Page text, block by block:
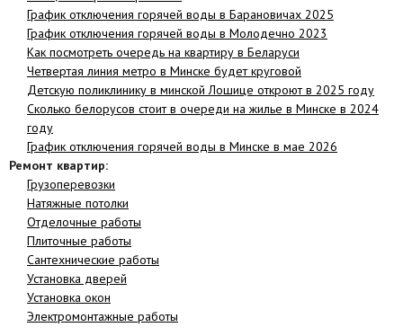
График отключения горячей воды в Барановичах 2025
График отключения горячей воды в Молодечно 2023
Как посмотреть очередь на квартиру в Беларуси
Четвертая линия метро в Минске будет круговой
Детскую поликлинику в минской Лошице откроют в 2025 году
Сколько белорусов стоит в очереди на жилье в Минске в 2024
году
График отключения горячей воды в Минске в мае 2026
Ремонт квартир:
Грузоперевозки
Натяжные потолки
Отделочные работы
Плиточные работы
Сантехнические работы
Установка дверей
Установка окон
Электромонтажные работы